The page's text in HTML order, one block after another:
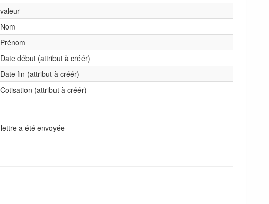
valeur
Nom
Prénom
Date début (attribut à créér)
Date fin (attribut à créér)
Cotisation (attribut à créér)
a été envoyée